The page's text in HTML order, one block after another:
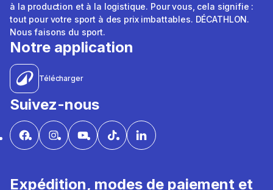
à la production et à la logistique. Pour vous, cela signifie :
tout pour votre sport à des prix imbattables. DÉCATHLON.
Nous faisons du sport.
Notre application
Télécharger
Suivez-nous
Expédition, modes de paiement et